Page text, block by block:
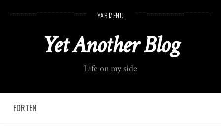
n
YAB MENU
Yet Another Blog
Life on my side
FORTEN